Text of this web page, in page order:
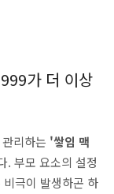
가 더 이상
리하는 '쌓임 맥
. 부모 요소의 설정
극이 발생하곤 하